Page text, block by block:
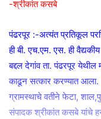
-श्रीकांत कसबे
पंढरपूर :-अत्यंत प्रतिकूल
ही बी. एच.एम. एस. ही
बद्दल देगांव ता. पंढरपूर
काढून सत्कार करण्यात आला.
ग्रामस्थाचे वतीने फेटा,
संपादक श्रीकांत कसबे यांचे